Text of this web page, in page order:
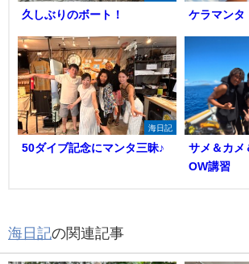
久しぶりのボート！ ケラマンタ
海日記
50ダイブ記念にマンタ三昧♪
サメ＆カメ
OW講習
海日記の関連記事